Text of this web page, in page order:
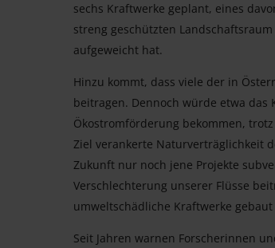
sechs Kraftwerke geplant, eines
streng geschützten
aufgeweicht hat.
Hinzu kommt, dass viele der in
beitragen. Dennoch würde etwa das
Ökostromförderung bekommen,
Ziel verankerte Naturverträglichkeit
Zukunft nur noch jene Projekte
Verschlechterung unserer Flüsse
umweltschädliche Kraftwerke
Seit Jahren warnen Forscherinnen